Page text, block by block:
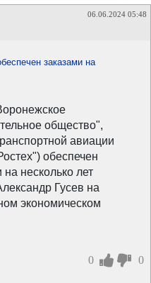
06.06.2024 05:48
заказами на
общество",
авиации
обеспечен
несколько лет
Гусев на
экономическом
0 0